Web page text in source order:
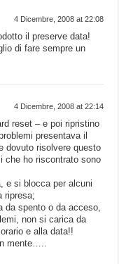
4 Dicembre, 2008 at 22:08
il preserve data!
di fare sempre un
4 Dicembre, 2008 at 22:14
reset – e poi ripristino
presentava il
dovuto risolvere questo
che ho riscontrato sono
e si blocca per alcuni
ripresa;
da spento o da acceso,
non si carica da
e alla data!!
mente…..